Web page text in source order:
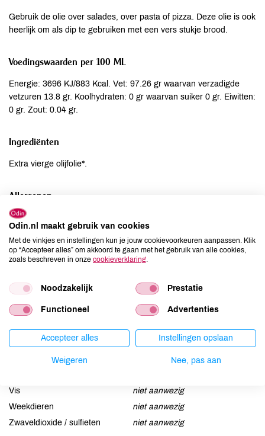
Gebruik de olie over salades, over pasta of pizza. Deze olie is ook
heerlijk om als dip te gebruiken met een vers stukje brood.
Voedingswaarden per 100 ML
Energie: 3696 KJ/883 Kcal. Vet: 97.26 gr waarvan verzadigde
vetzuren 13.8 gr. Koolhydraten: 0 gr waarvan suiker 0 gr. Eiwitten:
0 gr. Zout: 0.04 gr.
Ingrediënten
Extra vierge olijfolie*.
Allergenen
Aardnoten
Gluten
niet aanwezig
niet aanwezig
Lupine
niet aanwezig
Noten
niet aanwezig
Schaaldieren
niet aanwezig
Selderij
niet aanwezig
niet aanwezig
Vis
niet aanwezig
Weekdieren
niet aanwezig
Zwaveldioxide / sulfieten
niet aanwezig
Odin.nl maakt gebruik van cookies
Met de vinkjes en instellingen kun je jouw cookievoorkeuren aanpassen. Klik
op “Accepteer alles” om akkoord te gaan met het gebruik van alle cookies,
zoals beschreven in onze cookieverklaring
Noodzakelijk Prestatie
Functioneel Advertenties
Accepteer alles Instellingen opslaan
Weigeren Nee, pas aan